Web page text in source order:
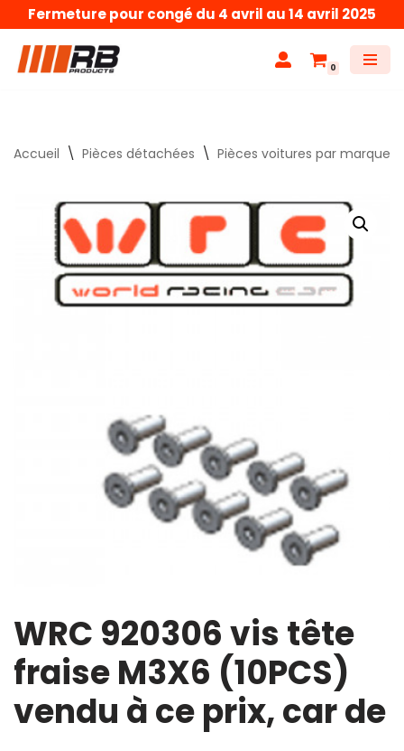
Aller
au
Fermeture pour congé du 4 avril au 14 avril 2025
0
Accueil \ Pièces détachées \ Pièces voitures par marque
WRC 920306 vis tête
fraise M3X6 (10PCS)
vendu à ce prix, car de